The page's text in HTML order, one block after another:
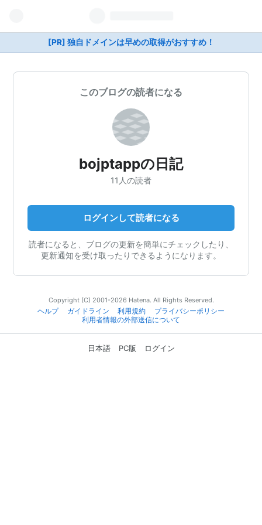
[PR] 独自ドメインは早めの取得がおすすめ！
このブログの読者になる
bojptappの日記
11人の読者
ログインして読者になる
読者になると、ブログの更新を簡単にチェックしたり、
更新通知を受け取ったりできるようになります。
Copyright (C) 2001-2026 Hatena. All Rights Reserved.
ヘルプ
ガイドライン 利用規約
プライバシーポリシー
利用者情報の外部送信について
日本語 PC版 ログイン